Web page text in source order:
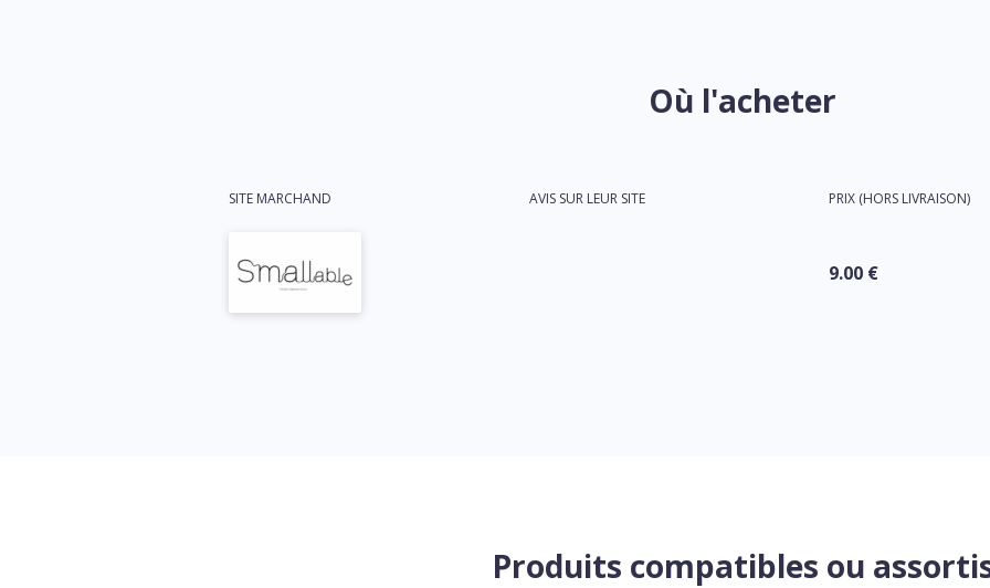
Où l'acheter
SITE MARCHAND AVIS SUR LEUR SITE PRIX (HORS LIVRAISON)
9.00 €
Produits compatibles ou